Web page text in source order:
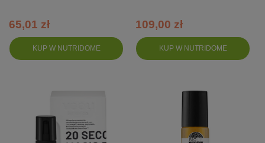
KUP W NUTRIDOME
65,01 zł
KUP W NUTRIDOME
109,00 zł